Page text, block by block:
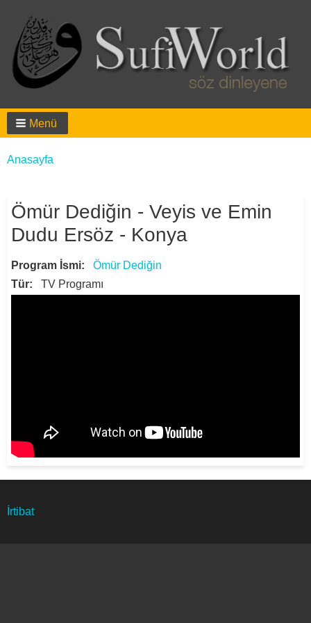
Menü
Breadcrumbs
You
Anasayfa
Ömür Dediğin - Veyis ve Emin
Dudu Ersöz - Konya
Program İsmi
Ömür Dediğin
Tür
TV Programı
Footer
İrtibat